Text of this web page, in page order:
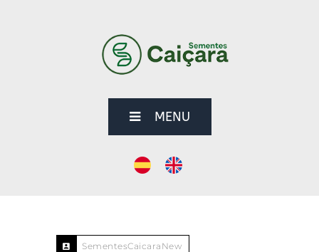
MENU
SementesCaicaraNew